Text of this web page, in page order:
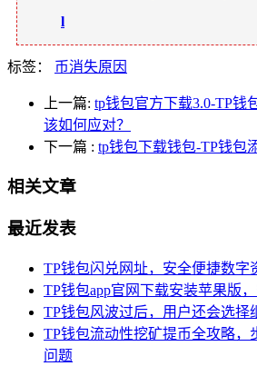
l
标签： 币消失原因
上一篇: tp钱包官方下载3.0-TP钱
该如何应对？
下一篇 : tp钱包下载钱包-TP钱包
相关文章
最近发表
TP钱包闪兑网址，安全便捷数字
TP钱包app官网下载安装苹果版
TP钱包风波过后，用户还会选择
TP钱包流动性挖矿提币全攻略，
问题